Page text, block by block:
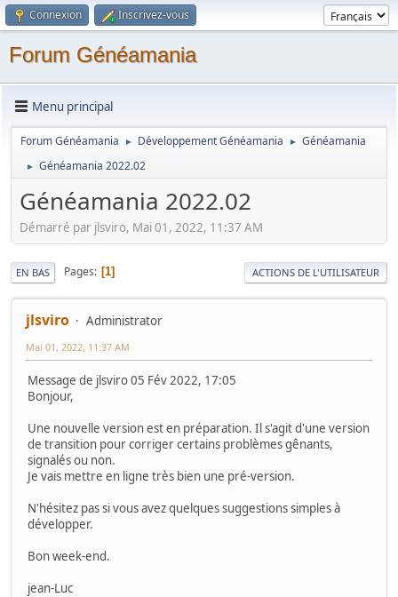
Connexion Inscrivez-vous
Forum Généamania
Menu principal
Forum Généamania ► Développement Généamania ► Généamania
► Généamania 2022.02
Généamania 2022.02
Démarré par jlsviro, Mai 01, 2022, 11:37 AM
EN BAS Pages 1 ACTIONS DE L'UTILISATEUR
jlsviro Administrator
Mai 01, 2022, 11:37 AM
Message de jlsviro 05 Fév 2022, 17:05
Bonjour,
Une nouvelle version est en préparation. Il s'agit d'une version
de transition pour corriger certains problèmes gênants,
signalés ou non.
Je vais mettre en ligne très bien une pré-version.
N'hésitez pas si vous avez quelques suggestions simples à
développer.
Bon week-end.
jean-Luc